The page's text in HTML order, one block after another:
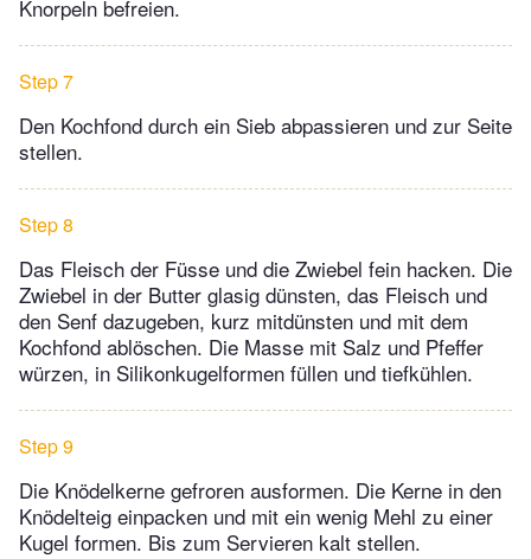
Knorpeln befreien.
Step 7
Den Kochfond durch ein Sieb abpassieren und zur Seite
stellen.
Step 8
Das Fleisch der Füsse und die Zwiebel fein hacken. Die
Zwiebel in der Butter glasig dünsten, das Fleisch und
den Senf dazugeben, kurz mitdünsten und mit dem
Kochfond ablöschen. Die Masse mit Salz und Pfeffer
würzen, in Silikonkugelformen füllen und tiefkühlen.
Step 9
Die Knödelkerne gefroren ausformen. Die Kerne in den
Knödelteig einpacken und mit ein wenig Mehl zu einer
Kugel formen. Bis zum Servieren kalt stellen.